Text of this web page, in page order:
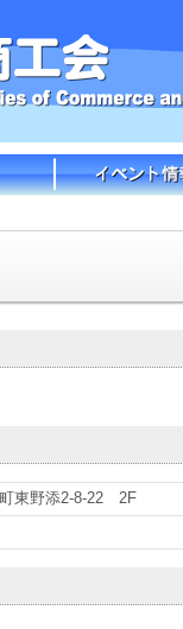
東野添2-8-22 2F